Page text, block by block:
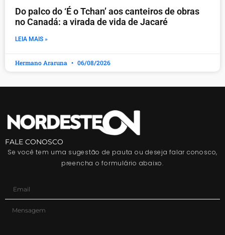
Do palco do ‘É o Tchan’ aos canteiros de obras
no Canadá: a virada de vida de Jacaré
LEIA MAIS »
Hermano Araruna 06/08/2026
FALE CONOSCO
Se você tem uma sugestão de pauta ou deseja falar conosco,
preencha o formulário abaixo.